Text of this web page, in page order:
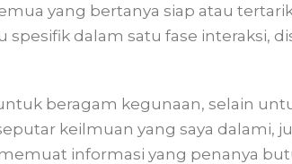
yang bertanya siap atau
dalam satu fase interaksi,
beragam kegunaan, selain
keilmuan yang saya dalami,
informasi yang penanya